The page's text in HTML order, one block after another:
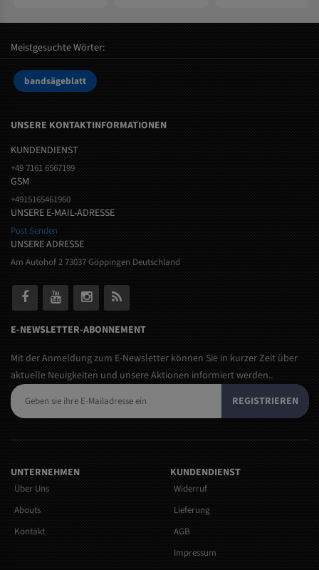
Meistgesuchte Wörter:
bandsägeblatt
UNSERE KONTAKTINFORMATIONEN
KUNDENDIENST
+49 7161 6567199
GSM
+4915165461960
UNSERE E-MAIL-ADRESSE
Post Senden
UNSERE ADRESSE
Am Autohof 2 73037 Göppingen Deutschland
E-NEWSLETTER-ABONNEMENT
Mit der Anmeldung zum E-Newsletter können Sie in kurzer Zeit über
aktuelle Neuigkeiten und unsere Aktionen informiert werden..
REGISTRIEREN
UNTERNEHMEN
Über Uns
Abouts
Kontakt
KUNDENDIENST
Widerruf
Lieferung
AGB
Impressum